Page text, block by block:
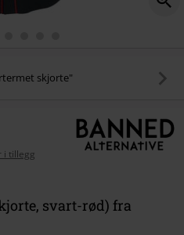
skjorte"
i tillegg
svart-rød) fra